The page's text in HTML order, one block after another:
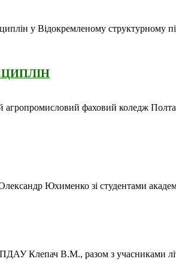
у Відокремленому структурному
фаховий коледж
Юхименко зі студентами
Клепач В.М., разом з учасниками